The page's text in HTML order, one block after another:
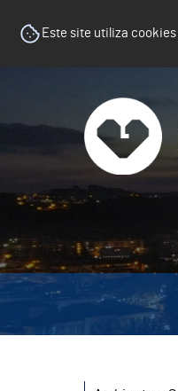
Este site utiliza